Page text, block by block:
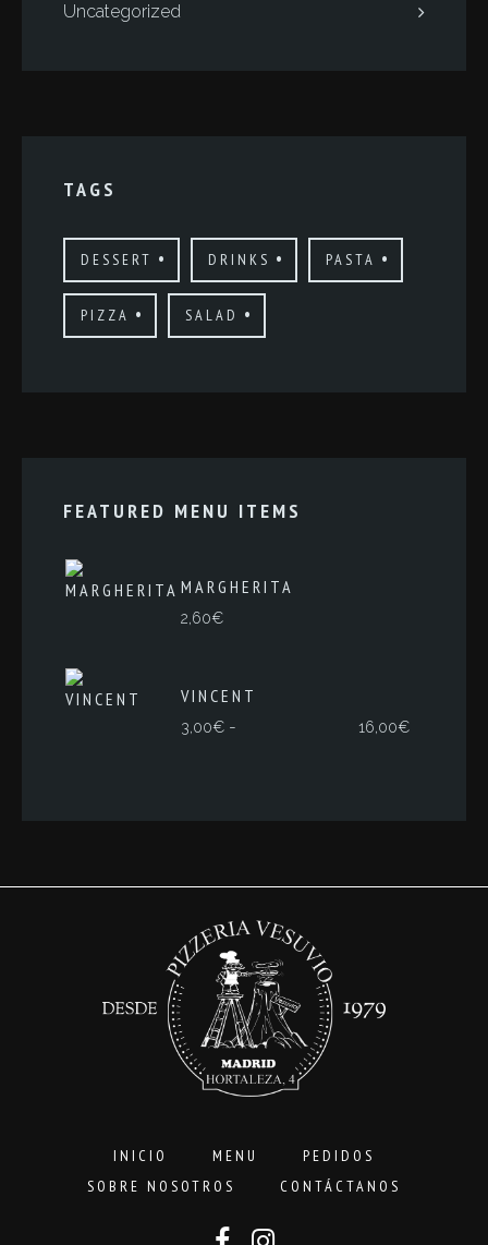
Uncategorized
TAGS
DESSERT DRINKS PASTA
PIZZA SALAD
FEATURED MENU ITEMS
MARGHERITA
2,60€
VINCENT
3,00€ - 16,00€Rango
INICIO MENU
PEDIDOS
SOBRE NOSOTROS
CONTÁCTANOS